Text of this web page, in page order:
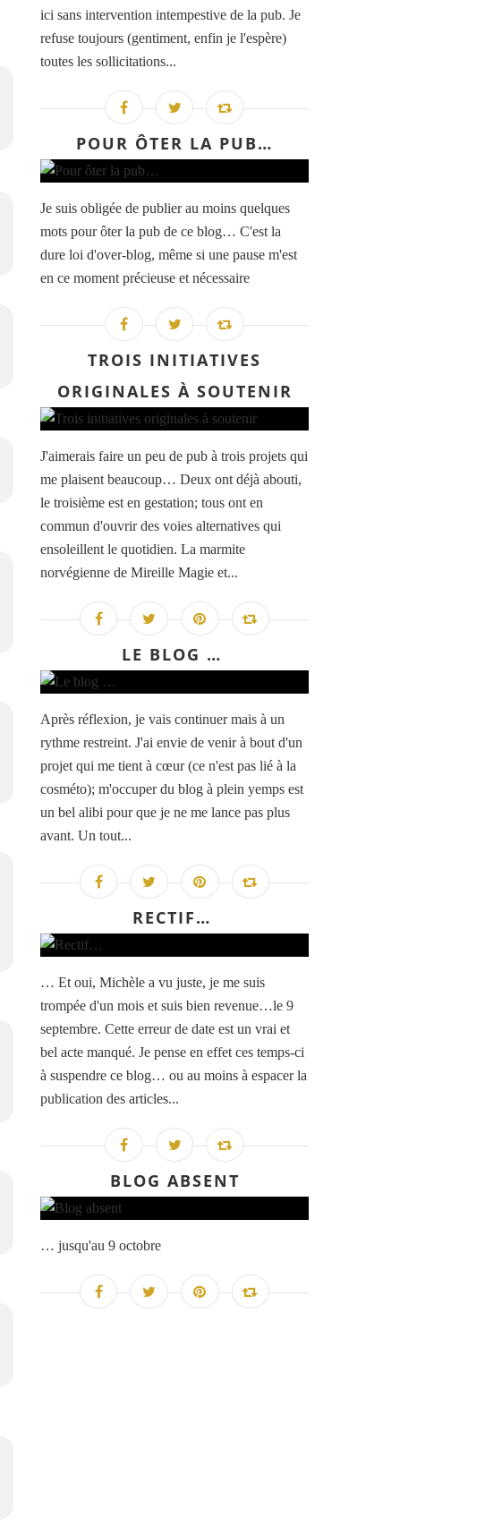
ici sans intervention intempestive de la pub. Je
refuse toujours (gentiment, enfin je l'espère)
toutes les sollicitations...
POUR ÔTER LA PUB…
Je suis obligée de publier au moins quelques
mots pour ôter la pub de ce blog… C'est la
dure loi d'over-blog, même si une pause m'est
en ce moment précieuse et nécessaire
TROIS INITIATIVES
ORIGINALES À SOUTENIR
J'aimerais faire un peu de pub à trois projets qui
me plaisent beaucoup… Deux ont déjà abouti,
le troisième est en gestation; tous ont en
commun d'ouvrir des voies alternatives qui
ensoleillent le quotidien. La marmite
norvégienne de Mireille Magie et...
LE BLOG …
Après réflexion, je vais continuer mais à un
rythme restreint. J'ai envie de venir à bout d'un
projet qui me tient à cœur (ce n'est pas lié à la
cosméto); m'occuper du blog à plein yemps est
un bel alibi pour que je ne me lance pas plus
avant. Un tout...
RECTIF…
… Et oui, Michèle a vu juste, je me suis
trompée d'un mois et suis bien revenue…le 9
septembre. Cette erreur de date est un vrai et
bel acte manqué. Je pense en effet ces temps-ci
à suspendre ce blog… ou au moins à espacer la
publication des articles...
BLOG ABSENT
… jusqu'au 9 octobre